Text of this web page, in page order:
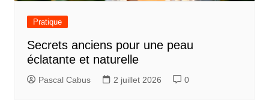
Pratique
Secrets anciens pour une peau
éclatante et naturelle
Pascal Cabus 2 juillet 2026 0